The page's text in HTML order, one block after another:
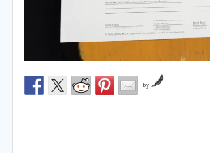
by